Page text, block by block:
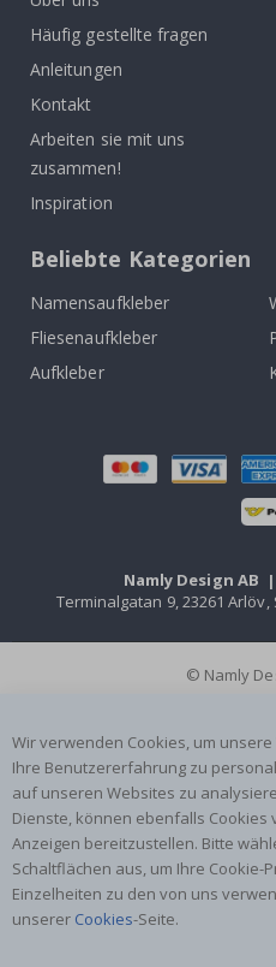
Häufig gestellte fragen
Anleitungen
Kontakt
Arbeiten sie mit uns
zusammen!
Inspiration
Beliebte Kategorien
Namensaufkleber
Fliesenaufkleber
Aufkleber
Namly Design AB |
Terminalgatan 9, 23261 Arlöv,
© Namly
Wir verwenden Cookies, um
Ihre Benutzererfahrung zu
auf unseren Websites zu
Dienste, können ebenfalls
Anzeigen bereitzustellen. Bitte
Schaltflächen aus, um Ihre Cookie-
Einzelheiten zu den von uns
unserer Cookies-Seite.